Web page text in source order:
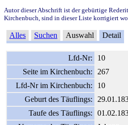
Autor dieser Abschrift ist der gebürtige
Kirchenbuch, sind in dieser Liste korrigiert
Alles Suchen Auswahl Detail
Lfd-Nr:
10
Seite im Kirchenbuch:
267
Lfd-Nr im Kirchenbuch:
10
Geburt des Täuflings:
Taufe des Täuflings: